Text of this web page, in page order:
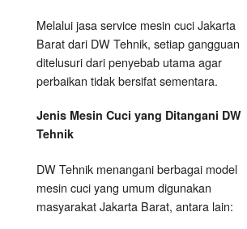
Melalui jasa service mesin cuci Jakarta
Barat dari DW Tehnik, setiap gangguan
ditelusuri dari penyebab utama agar
perbaikan tidak bersifat sementara.
Jenis Mesin Cuci yang Ditangani DW
Tehnik
DW Tehnik menangani berbagai model
mesin cuci yang umum digunakan
masyarakat Jakarta Barat, antara lain: